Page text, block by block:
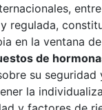
regulada,
en la ventana
de
su
la